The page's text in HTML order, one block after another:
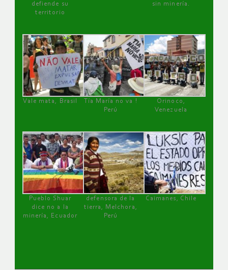
defiende su
territorio
sin minería.
Vale mata, Brasil
Tía María no va !
Perú
Orinoco,
Venezuela
Pueblo Shuar
dice no a la
minería, Ecuador
defensora de la
tierra, Melchora,
Perú
Caimanes, Chile